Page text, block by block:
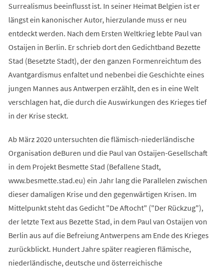
Surrealismus beeinflusst ist. In seiner Heimat Belgien ist er
längst ein kanonischer Autor, hierzulande muss er neu
entdeckt werden. Nach dem Ersten Weltkrieg lebte Paul van
Ostaijen in Berlin. Er schrieb dort den Gedichtband Bezette
Stad (Besetzte Stadt), der den ganzen Formenreichtum des
Avantgardismus enfaltet und nebenbei die Geschichte eines
jungen Mannes aus Antwerpen erzählt, den es in eine Welt
verschlagen hat, die durch die Auswirkungen des Krieges tief
in der Krise steckt.
Ab März 2020 untersuchten die flämisch-niederländische
Organisation deBuren und die Paul van Ostaijen-Gesellschaft
in dem Projekt Besmette Stad (Befallene Stadt,
www.besmette.stad.eu) ein Jahr lang die Parallelen zwischen
dieser damaligen Krise und den gegenwärtigen Krisen. Im
Mittelpunkt steht das Gedicht "De Aftocht" ("Der Rückzug"),
der letzte Text aus Bezette Stad, in dem Paul van Ostaijen von
Berlin aus auf die Befreiung Antwerpens am Ende des Krieges
zurückblickt. Hundert Jahre später reagieren flämische,
niederländische, deutsche und österreichische